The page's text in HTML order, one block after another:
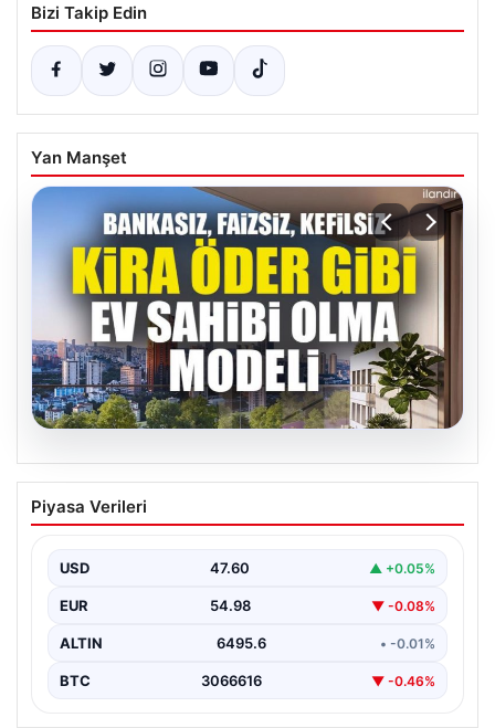
Bizi Takip Edin
Yan Manşet
05.08.2026
DAP Yapı’dan bir ilk! Emlak Konut
güvencesi Dap vizyonuyla kendi
Piyasa Verileri
USD 47.60 ▲ +0.05%
EUR 54.98 ▼ -0.08%
ALTIN 6495.6 • -0.01%
BTC 3066616 ▼ -0.46%